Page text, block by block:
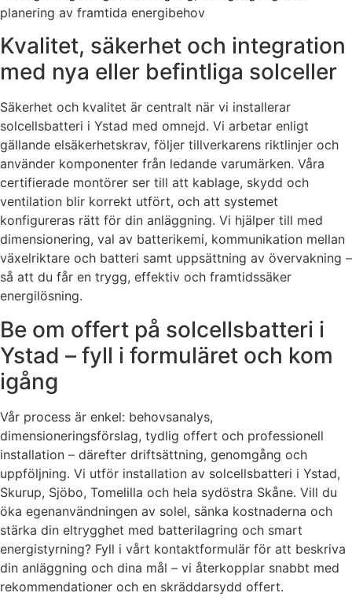
planering av framtida energibehov
Kvalitet, säkerhet och integration
med nya eller befintliga solceller
Säkerhet och kvalitet är centralt när vi installerar
solcellsbatteri i Ystad med omnejd. Vi arbetar enligt
gällande elsäkerhetskrav, följer tillverkarens riktlinjer och
använder komponenter från ledande varumärken. Våra
certifierade montörer ser till att kablage, skydd och
ventilation blir korrekt utfört, och att systemet
konfigureras rätt för din anläggning. Vi hjälper till med
dimensionering, val av batterikemi, kommunikation mellan
växelriktare och batteri samt uppsättning av övervakning –
så att du får en trygg, effektiv och framtidssäker
energilösning.
Be om offert på solcellsbatteri i
Ystad – fyll i formuläret och kom
igång
Vår process är enkel: behovsanalys,
dimensioneringsförslag, tydlig offert och professionell
installation – därefter driftsättning, genomgång och
uppföljning. Vi utför installation av solcellsbatteri i Ystad,
Skurup, Sjöbo, Tomelilla och hela sydöstra Skåne. Vill du
öka egenanvändningen av solel, sänka kostnaderna och
stärka din eltrygghet med batterilagring och smart
energistyrning? Fyll i vårt kontaktformulär för att beskriva
din anläggning och dina mål – vi återkopplar snabbt med
rekommendationer och en skräddarsydd offert.